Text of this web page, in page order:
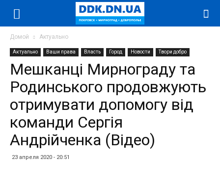
Домой Актуально
Актуально Ваши права Власть Город Новости Твори добро
Мешканці Мирнограду та
Родинського продовжують
отримувати допомогу від
команди Сергія
Андрійченка (Відео)
23 апреля 2020 - 20:51